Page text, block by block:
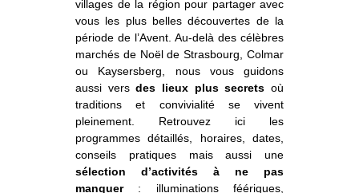
villages de la région pour partager avec
vous les plus belles découvertes de la
période de l’Avent. Au-delà des célèbres
marchés de Noël de Strasbourg, Colmar
ou Kaysersberg, nous vous guidons
aussi versdes lieux plus secrets où
traditions et convivialité se vivent
pleinement. Retrouvez ici les
programmes détaillés, horaires, dates,
conseils pratiques mais aussi une
sélection d’activités à ne pas
manquer: illuminations féériques,